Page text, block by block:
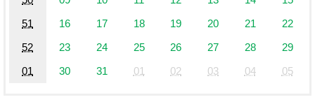
51
16 17 18 19 20 21
22
52
23 24 25 26 27 28
29
01
30 31 01 02 03 04 05